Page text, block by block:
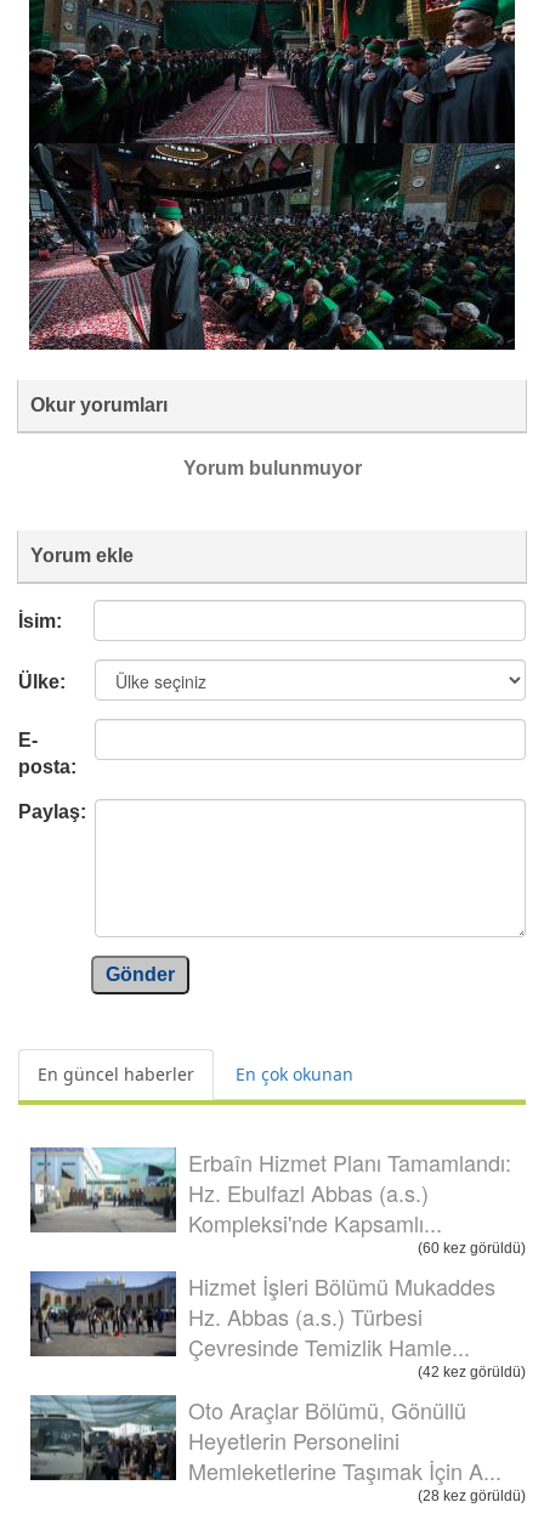
Okur yorumları
Yorum bulunmuyor
Yorum ekle
İsim:
Ülke:
E-
posta:
Paylaş:
Gönder
En güncel haberler En çok okunan
Erbaîn Hizmet Planı Tamamlandı:
Hz. Ebulfazl Abbas (a.s.)
Kompleksi'nde Kapsamlı...
(60 kez görüldü)
Hizmet İşleri Bölümü Mukaddes
Hz. Abbas (a.s.) Türbesi
Çevresinde Temizlik Hamle...
(42 kez görüldü)
Oto Araçlar Bölümü, Gönüllü
Heyetlerin Personelini
Memleketlerine Taşımak İçin A...
(28 kez görüldü)